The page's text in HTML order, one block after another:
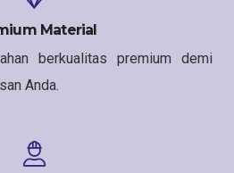
Material
berkualitas premium demi
Anda.